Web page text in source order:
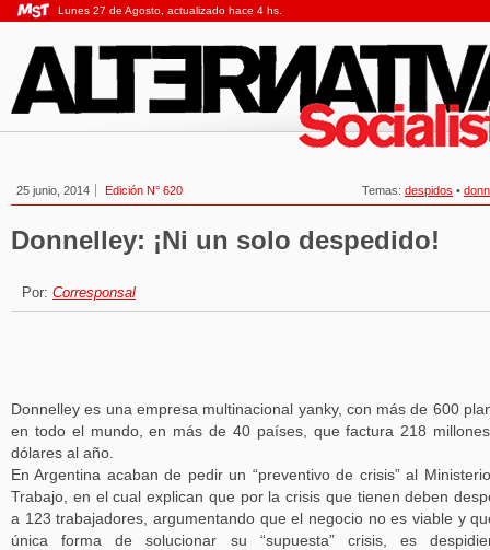
Lunes 27 de Agosto, actualizado hace 4 hs.
25 junio, 2014 Edición N° 620 Temas: despidos •
Donnelley: ¡Ni un solo despedido!
Por: Corresponsal
Donnelley es una empresa multinacional yanky, con más de 600
en todo el mundo, en más de 40 países, que factura 218
dólares al año.
En Argentina acaban de pedir un “preventivo de crisis” al
Trabajo, en el cual explican que por la crisis que tienen deben
a 123 trabajadores, argumentando que el negocio no es viable y
única forma de solucionar su “supuesta” crisis, es